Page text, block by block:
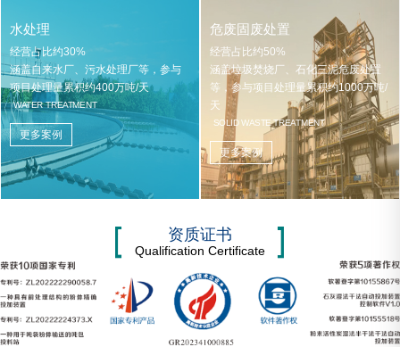
水处理
经营占比约30%
涵盖自来水厂、污水处理厂等，参与
项目处理量累积约400万吨/天
WATER TREATMENT
更多案例
危废固废处置
经营占比约50%
涵盖垃圾焚烧厂、石化三泥危废处置
等，参与项目处理量累积约1000万吨/
天
SOLID WASTE TREATMENT
更多案例
资质证书
Qualification Certificate